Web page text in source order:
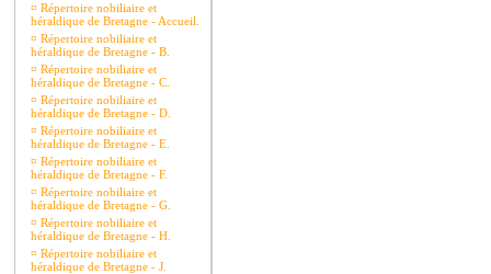
¤ Répertoire nobiliaire et
héraldique de Bretagne - Accueil.
¤ Répertoire nobiliaire et
héraldique de Bretagne - B.
¤ Répertoire nobiliaire et
héraldique de Bretagne - C.
¤ Répertoire nobiliaire et
héraldique de Bretagne - D.
¤ Répertoire nobiliaire et
héraldique de Bretagne - E.
¤ Répertoire nobiliaire et
héraldique de Bretagne - F.
¤ Répertoire nobiliaire et
héraldique de Bretagne - G.
¤ Répertoire nobiliaire et
héraldique de Bretagne - H.
¤ Répertoire nobiliaire et
héraldique de Bretagne - J.